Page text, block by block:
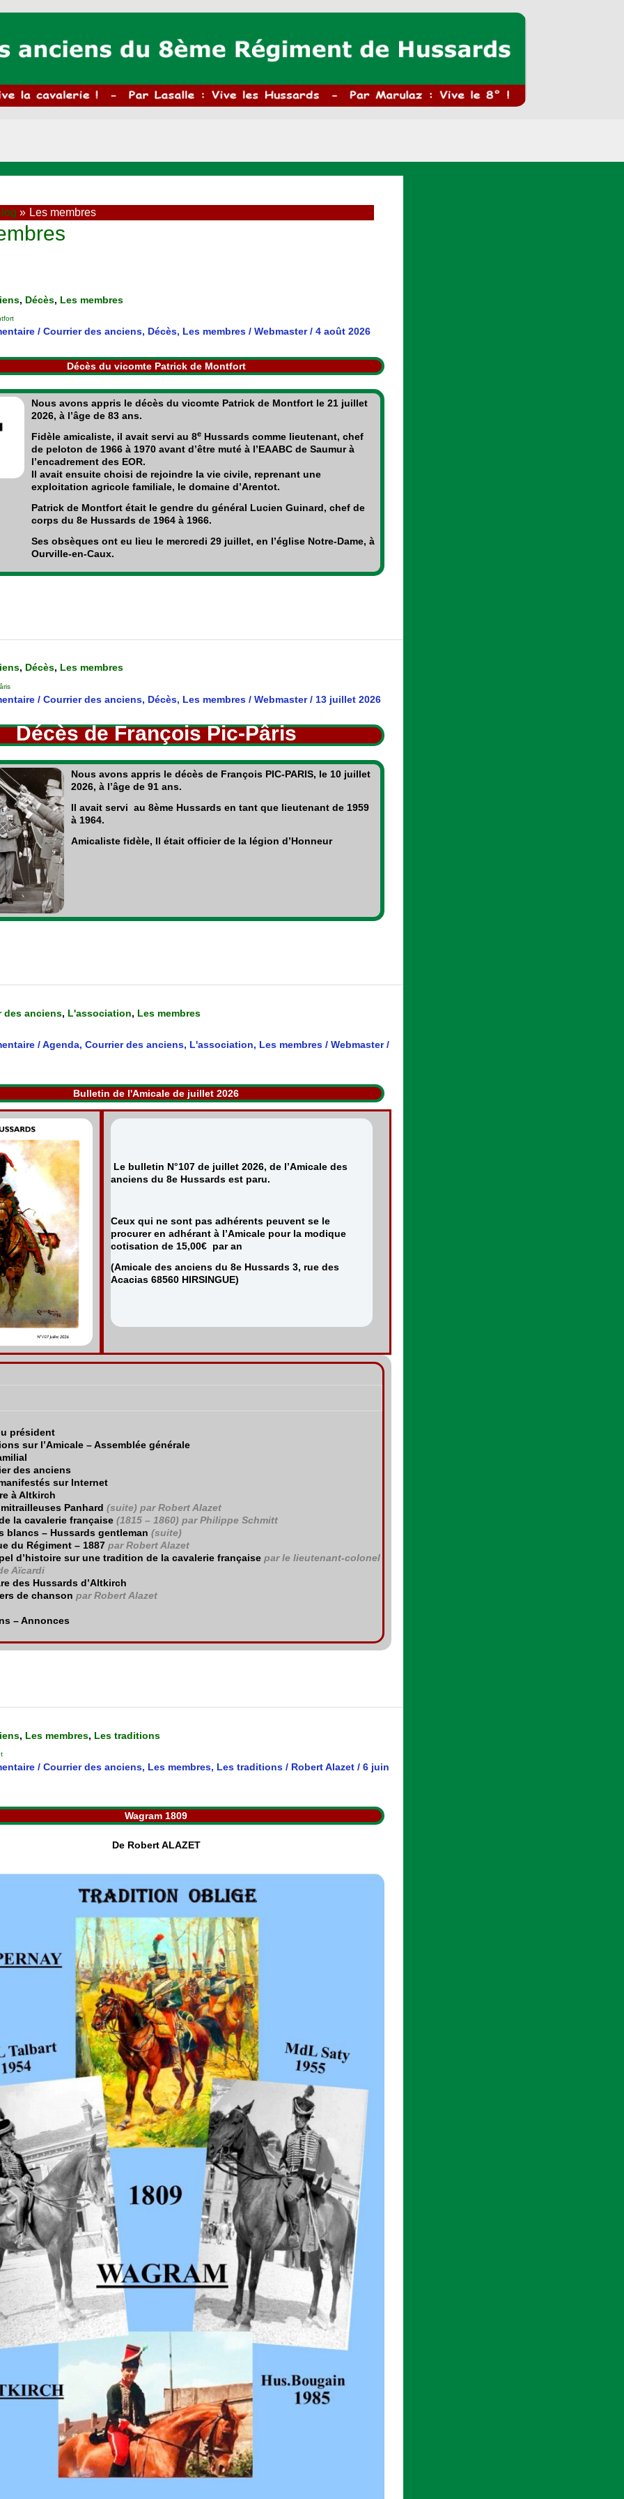
Les membres
, Décès, Les membres
/ Courrier des anciens, Décès, Les membres/ Webmaster/ 4 août 2026
Décès du vicomte Patrick de Montfort
Nous avons appris le décès du vicomte Patrick de Montfort le 21 juillet
2026, à l’âge de 83 ans.
Fidèle amicaliste, il avait servi au 8eHussards comme lieutenant, chef
de peloton de 1966 à 1970 avant d’être muté à l’EAABC de Saumur à
l’encadrement des EOR.
Il avait ensuite choisi de rejoindre la vie civile, reprenant une
exploitation agricole familiale, le domaine d’Arentot.
Patrick de Montfort était le gendre du général Lucien Guinard, chef de
corps du 8e Hussards de 1964 à 1966.
Ses obsèques ont eu lieu le mercredi 29 juillet, en l’église Notre-Dame, à
Ourville-en-Caux.
, Décès, Les membres
/ Courrier des anciens, Décès, Les membres/ Webmaster/ 13 juillet 2026
Décès de François Pic-Pâris
Nous avons appris le décès de François PIC-PARIS, le 10 juillet
2026, à l’âge de 91 ans.
Il avait servi au 8ème Hussards en tant que lieutenant de 1959
à 1964.
Amicaliste fidèle, Il était officier de la légion d’Honneur
des anciens, L'association, Les membres
/Agenda, Courrier des anciens, L'association, Les membres/ Webmaster/
Bulletin de l'Amicale de juillet 2026
Le bulletin N°107 de juillet 2026, de l’Amicale des
anciens du 8e Hussards est paru.
Ceux qui ne sont pas adhérents peuvent se le
procurer en adhérant à l’Amicale pour la modique
cotisation de 15,00€ par an
(Amicale des anciens du 8e Hussards 3, rue des
Acacias 68560 HIRSINGUE)
président
sur l’Amicale – Assemblée générale
des anciens
sur Internet
à Altkirch
Panhard (suite) par Robert Alazet
la cavalerie française (1815 – 1860) par Philippe Schmitt
blancs – Hussards gentleman (suite)
du Régiment – 1887 par Robert Alazet
d’histoire sur une tradition de la cavalerie française par le lieutenant-colonel
Aïcardi
des Hussards d’Altkirch
de chanson par Robert Alazet
– Annonces
, Les membres, Les traditions
/ Courrier des anciens, Les membres, Les traditions/ Robert Alazet / 6 juin
Wagram 1809
De Robert ALAZET